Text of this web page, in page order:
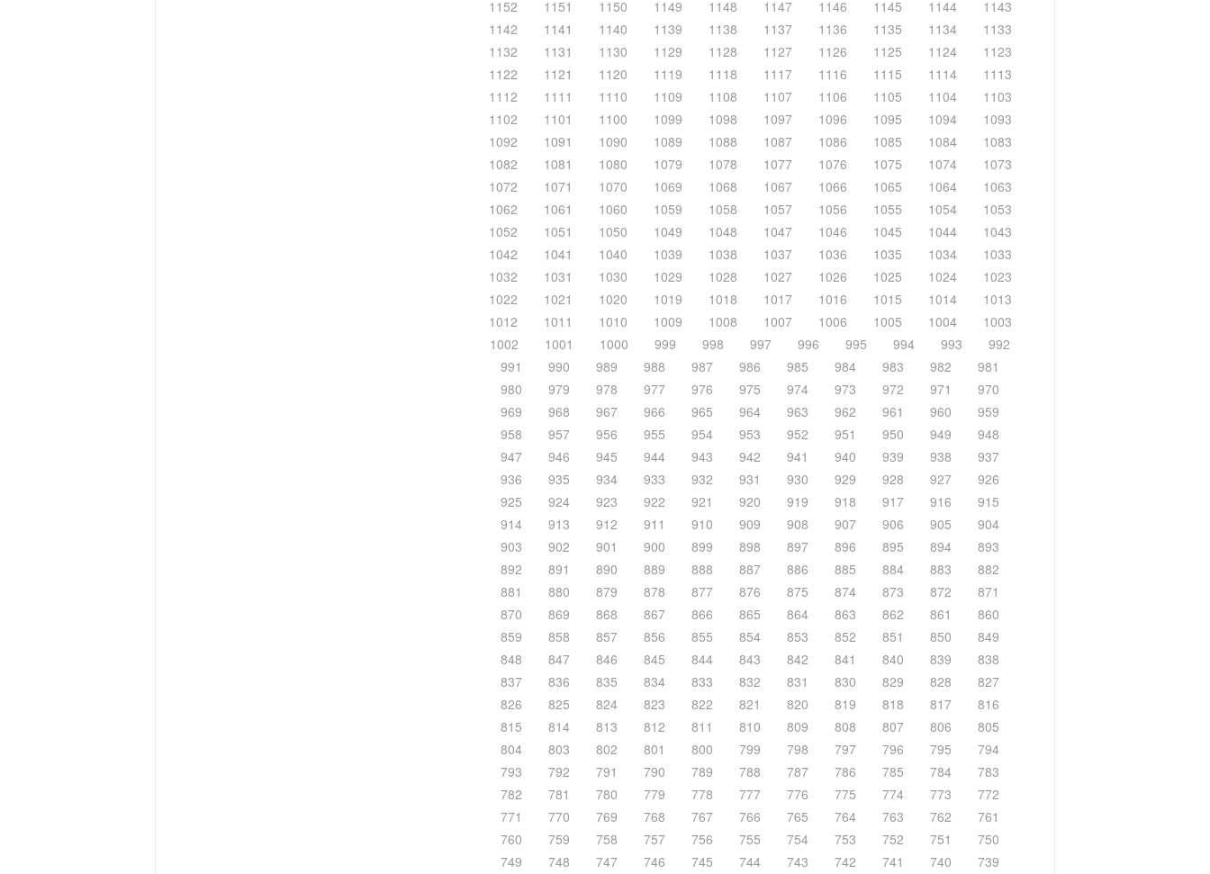
1152
1151 1150 1149 1148 1147 1146 1145 1144
1143
1142
1141 1140 1139 1138 1137 1136 1135 1134
1133
1132
1131 1130 1129 1128 1127 1126 1125 1124
1123
1122
1121 1120 1119 1118 1117 1116 1115 1114
1113
1112
1111 1110 1109 1108 1107 1106 1105 1104
1103
1102
1101 1100 1099 1098 1097 1096 1095 1094
1093
1092
1091 1090 1089 1088 1087 1086 1085 1084
1083
1082
1081 1080 1079 1078 1077 1076 1075 1074
1073
1072
1071 1070 1069 1068 1067 1066 1065 1064
1063
1062
1061 1060 1059 1058 1057 1056 1055 1054
1053
1052
1051 1050 1049 1048 1047 1046 1045 1044
1043
1042
1041 1040 1039 1038 1037 1036 1035 1034
1033
1032
1031 1030 1029 1028 1027 1026 1025 1024
1023
1022
1021 1020 1019 1018 1017 1016 1015 1014
1013
1012
1011 1010 1009 1008 1007 1006 1005 1004
1003
1002
1001 1000 999 998 997 996 995 994 993
992
991
990 989 988 987 986 985 984 983 982
981
980
979 978 977 976 975 974 973 972 971
970
969
968 967 966 965 964 963 962 961 960
959
958
957 956 955 954 953 952 951 950 949
948
947
946 945 944 943 942 941 940 939 938
937
936
935 934 933 932 931 930 929 928 927
926
925
924 923 922 921 920 919 918 917 916
915
914
913 912 911 910 909 908 907 906 905
904
903
902 901 900 899 898 897 896 895 894
893
892
891 890 889 888 887 886 885 884 883
882
881
880 879 878 877 876 875 874 873 872
871
870
869 868 867 866 865 864 863 862 861
860
859
858 857 856 855 854 853 852 851 850
849
848
847 846 845 844 843 842 841 840 839
838
837
836 835 834 833 832 831 830 829 828
827
826
825 824 823 822 821 820 819 818 817
816
815
814 813 812 811 810 809 808 807 806
805
804
803 802 801 800 799 798 797 796 795
794
793
792 791 790 789 788 787 786 785 784
783
782
781 780 779 778 777 776 775 774 773
772
771
770 769 768 767 766 765 764 763 762
761
760
759 758 757 756 755 754 753 752 751
750
749
748 747 746 745 744 743 742 741 740
739